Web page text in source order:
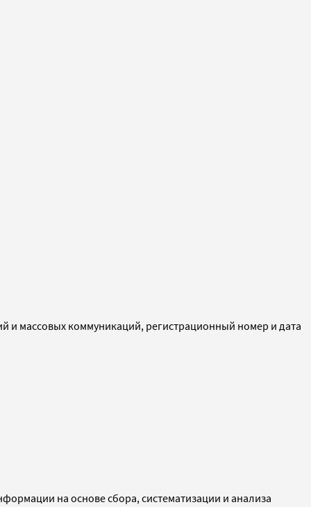
и массовых коммуникаций, регистрационный номер и дата
на основе сбора, систематизации и анализа